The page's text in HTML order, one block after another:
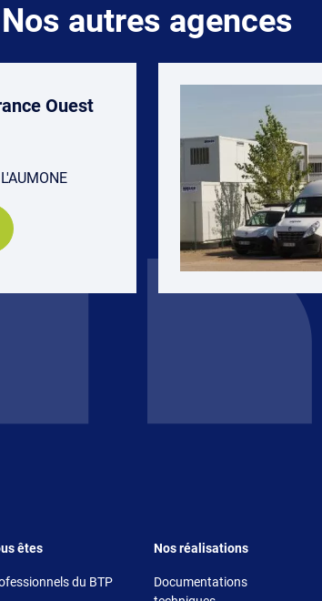
Nos autres agences
Ouest
3
êtes
du BTP
Footer 4
Nos réalisations
Documentations